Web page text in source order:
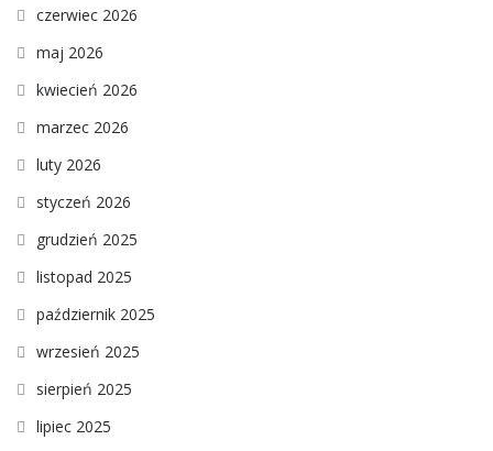
czerwiec 2026
maj 2026
kwiecień 2026
marzec 2026
luty 2026
styczeń 2026
grudzień 2025
listopad 2025
październik 2025
wrzesień 2025
sierpień 2025
lipiec 2025